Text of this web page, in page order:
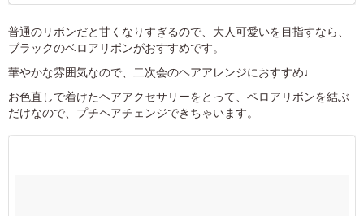
普通のリボンだと甘くなりすぎるので、大人可愛いを目指すなら、
ブラックのベロアリボンがおすすめです。
華やかな雰囲気なので、二次会のヘアアレンジにおすすめ♩
お色直しで着けたヘアアクセサリーをとって、ベロアリボンを結ぶ
だけなので、プチヘアチェンジできちゃいます。